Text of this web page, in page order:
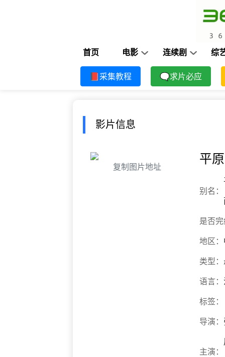
首页 电影 连续剧 综
📕采集教程 🗨求片必应
影片信息
复制图片地址
平
别名：
是否
地区：
类型：
语言：
标签：
导演：
主演：